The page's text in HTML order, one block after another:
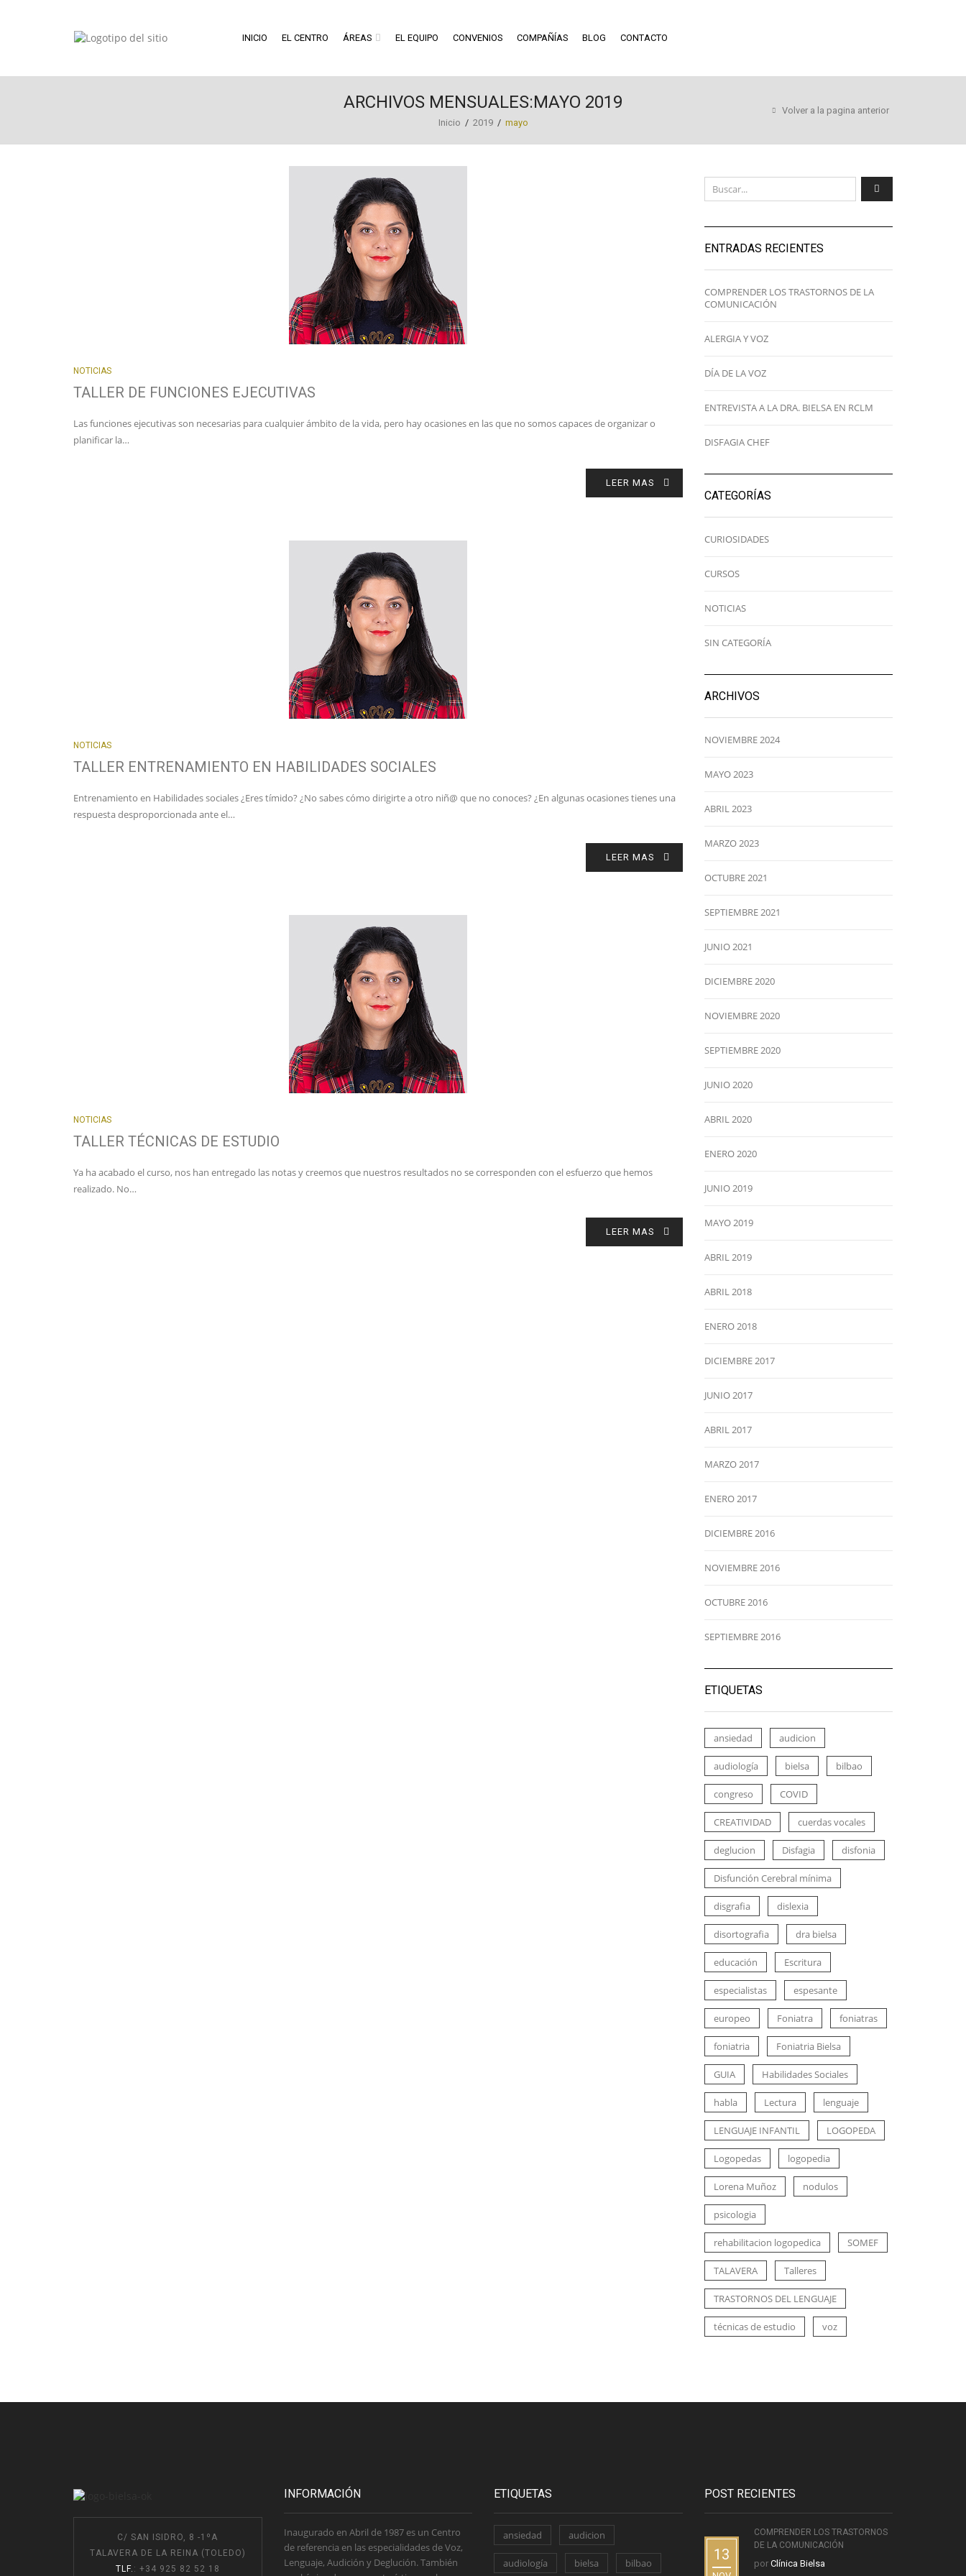
INICIO EL CENTRO ÁREAS EL EQUIPO CONVENIOS COMPAÑÍAS BLOG CONTACTO
ARCHIVOS MENSUALES:MAYO 2019
Inicio / 2019 / mayo
Volver a la pagina anterior
NOTICIAS
TALLER DE FUNCIONES EJECUTIVAS
Las funciones ejecutivas son necesarias para cualquier ámbito de la vida, pero hay ocasiones en las que no somos capaces de organizar o
planificar la…
LEER MAS
NOTICIAS
TALLER ENTRENAMIENTO EN HABILIDADES SOCIALES
Entrenamiento en Habilidades sociales ¿Eres tímido? ¿No sabes cómo dirigirte a otro niñ@ que no conoces? ¿En algunas ocasiones tienes una
respuesta desproporcionada ante el…
LEER MAS
NOTICIAS
TALLER TÉCNICAS DE ESTUDIO
Ya ha acabado el curso, nos han entregado las notas y creemos que nuestros resultados no se corresponden con el esfuerzo que hemos
realizado. No…
LEER MAS
ENTRADAS RECIENTES
COMPRENDER LOS TRASTORNOS DE LA
COMUNICACIÓN
ALERGIA Y VOZ
DÍA DE LA VOZ
ENTREVISTA A LA DRA. BIELSA EN RCLM
DISFAGIA CHEF
CATEGORÍAS
CURIOSIDADES
CURSOS
NOTICIAS
SIN CATEGORÍA
ARCHIVOS
NOVIEMBRE 2024
MAYO 2023
ABRIL 2023
MARZO 2023
OCTUBRE 2021
SEPTIEMBRE 2021
JUNIO 2021
DICIEMBRE 2020
NOVIEMBRE 2020
SEPTIEMBRE 2020
JUNIO 2020
ABRIL 2020
ENERO 2020
JUNIO 2019
MAYO 2019
ABRIL 2019
ABRIL 2018
ENERO 2018
DICIEMBRE 2017
JUNIO 2017
ABRIL 2017
MARZO 2017
ENERO 2017
DICIEMBRE 2016
NOVIEMBRE 2016
OCTUBRE 2016
SEPTIEMBRE 2016
ETIQUETAS
ansiedad audicion
audiología bielsa bilbao
congreso COVID
CREATIVIDAD cuerdas vocales
deglucion Disfagia disfonia
Disfunción Cerebral mínima
disgrafia dislexia
disortografia dra bielsa
educación Escritura
especialistas espesante
europeo Foniatra foniatras
foniatria Foniatria Bielsa
GUIA Habilidades Sociales
habla Lectura lenguaje
LENGUAJE INFANTIL LOGOPEDA
Logopedas logopedia
Lorena Muñoz nodulos
psicologia
rehabilitacion logopedica SOMEF
TALAVERA Talleres
TRASTORNOS DEL LENGUAJE
técnicas de estudio voz
C/ SAN ISIDRO, 8 -1ºA
TALAVERA DE LA REINA (TOLEDO)
TLF. : +34 925 82 52 18
INFORMACIÓN
Inaugurado en Abril de 1987 es un Centro
de referencia en las especialidades de Voz,
Lenguaje, Audición y Deglución. También
ETIQUETAS
ansiedad audicion
audiología bielsa bilbao
POST RECIENTES
13
COMPRENDER LOS TRASTORNOS
DE LA COMUNICACIÓN
por Clínica Bielsa